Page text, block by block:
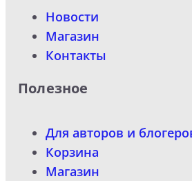
Новости
Магазин
Контакты
Полезное
Для авторов и
Корзина
Магазин